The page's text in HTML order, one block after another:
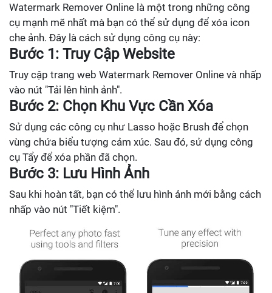
Watermark Remover Online là một trong những công
cụ mạnh mẽ nhất mà bạn có thể sử dụng để xóa icon
che ảnh. Đây là cách sử dụng công cụ này:
Bước 1: Truy Cập Website
Truy cập trang web Watermark Remover Online và nhấp
vào nút "Tải lên hình ảnh".
Bước 2: Chọn Khu Vực Cần Xóa
Sử dụng các công cụ như Lasso hoặc Brush để chọn
vùng chứa biểu tượng cảm xúc. Sau đó, sử dụng công
cụ Tẩy để xóa phần đã chọn.
Bước 3: Lưu Hình Ảnh
Sau khi hoàn tất, bạn có thể lưu hình ảnh mới bằng cách
nhấp vào nút "Tiết kiệm".